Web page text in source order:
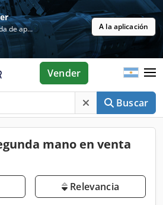
Gratis en la tienda de aplicaciones A la aplicación
Buscar
Vender
mano en venta
Relevancia